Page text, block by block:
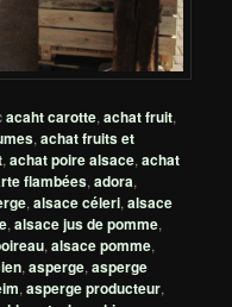
acaht carotte,achat fruit,
,achat fruits et
,achat poire alsace,achat
flambées,adora,
,alsace céleri,alsace
,alsace jus de pomme,
,alsace pomme,
,asperge,asperge
,asperge producteur,